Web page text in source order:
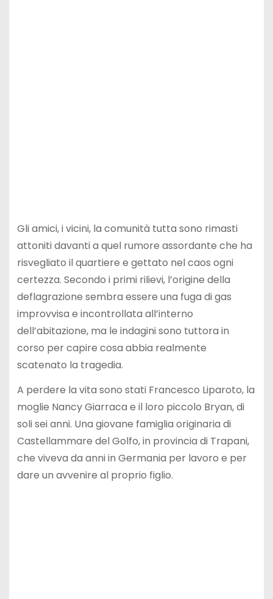
Gli amici, i vicini, la comunità tutta sono rimasti
attoniti davanti a quel rumore assordante che ha
risvegliato il quartiere e gettato nel caos ogni
certezza. Secondo i primi rilievi, l’origine della
deflagrazione sembra essere una fuga di gas
improvvisa e incontrollata all’interno
dell’abitazione, ma le indagini sono tuttora in
corso per capire cosa abbia realmente
scatenato la tragedia.
A perdere la vita sono stati Francesco Liparoto, la
moglie Nancy Giarraca e il loro piccolo Bryan, di
soli sei anni. Una giovane famiglia originaria di
Castellammare del Golfo, in provincia di Trapani,
che viveva da anni in Germania per lavoro e per
dare un avvenire al proprio figlio.